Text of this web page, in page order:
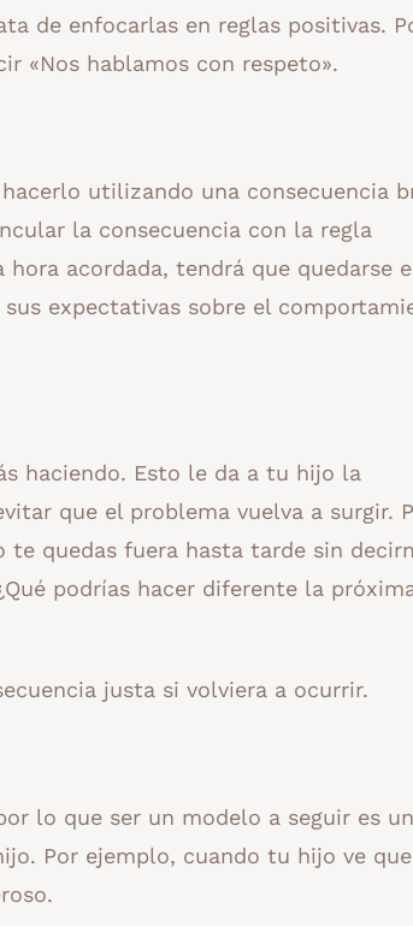
de enfocarlas en reglas positivas.
«Nos hablamos con respeto».
utilizando una consecuencia
la consecuencia con la regla
acordada, tendrá que quedarse
expectativas sobre el
haciendo. Esto le da a tu hijo la
que el problema vuelva a surgir.
te quedas fuera hasta tarde sin
podrías hacer diferente la
justa si volviera a ocurrir.
lo que ser un modelo a seguir es
Por ejemplo, cuando tu hijo ve